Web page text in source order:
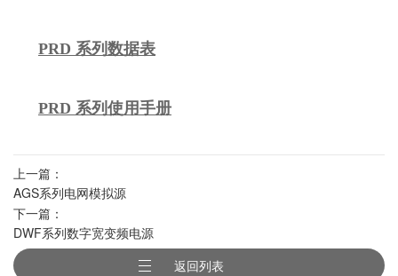
PRD 系列数据表
PRD 系列使用手册
上一篇：
AGS系列电网模拟源
下一篇：
DWF系列数字宽变频电源
返回列表